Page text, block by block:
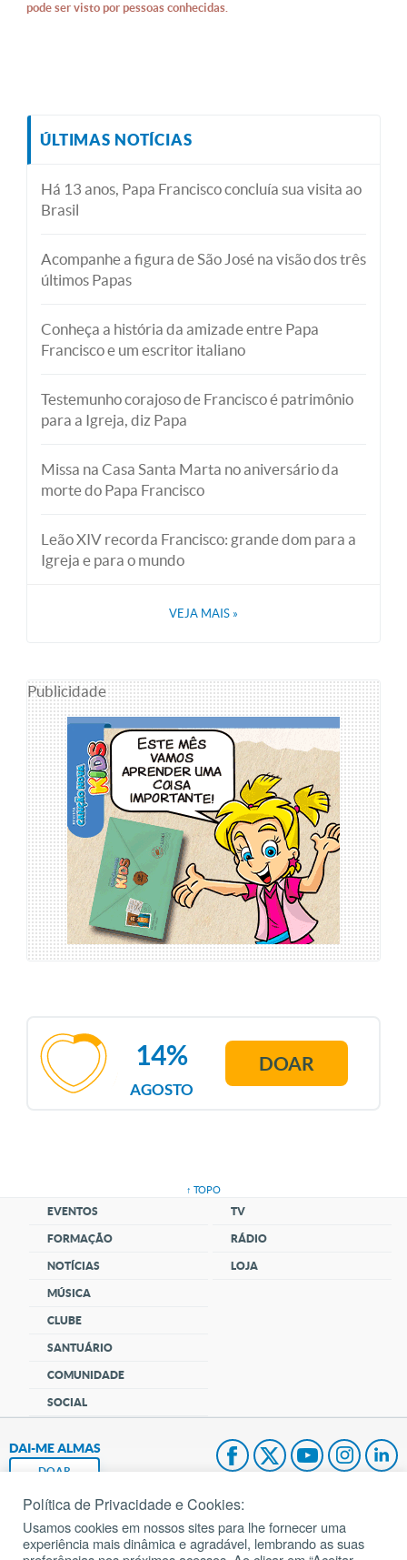
pode ser visto por pessoas conhecidas.
ÚLTIMAS NOTÍCIAS
Há 13 anos, Papa Francisco concluía sua visita ao
Brasil
Acompanhe a figura de São José na visão dos três
últimos Papas
Conheça a história da amizade entre Papa
Francisco e um escritor italiano
Testemunho corajoso de Francisco é patrimônio
para a Igreja, diz Papa
Missa na Casa Santa Marta no aniversário da
morte do Papa Francisco
Leão XIV recorda Francisco: grande dom para a
Igreja e para o mundo
VEJA MAIS »
Publicidade
AGOSTO
14% DOAR
↑ TOPO
EVENTOS
FORMAÇÃO
NOTÍCIAS
MÚSICA
CLUBE
SANTUÁRIO
COMUNIDADE
SOCIAL
TV
RÁDIO
LOJA
DAI-ME ALMAS
DOAR
Fundação João Paulo II
Pedido de Oração
Política de Privacidade e Cookies:
Usamos cookies em nossos sites para lhe fornecer uma
experiência mais dinâmica e agradável, lembrando as suas